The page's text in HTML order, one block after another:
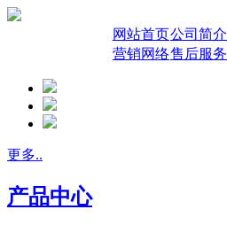
网站首页公司简介
营销网络售后服务
更多..
产品中心